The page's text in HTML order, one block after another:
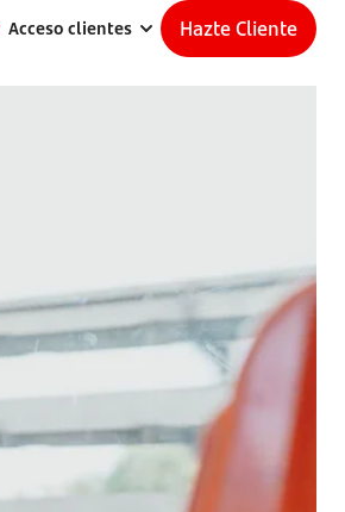
Acceso clientes Hazte Cliente